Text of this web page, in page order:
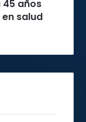
45 años
salud